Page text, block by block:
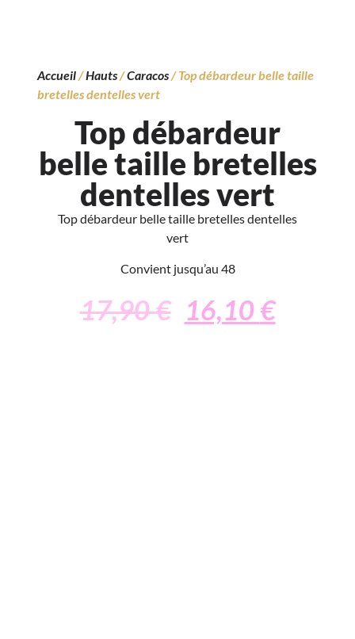
Accueil/Hauts/Caracos/ Top débardeur belle taille
bretelles dentelles vert
Top débardeur
belle taille bretelles
dentelles vert
Top débardeur belle taille bretelles dentelles
vert
Convient jusqu’au 48
17,90€ 16,10€